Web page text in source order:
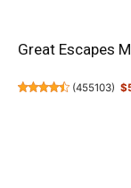
Great Escapes
(455103)